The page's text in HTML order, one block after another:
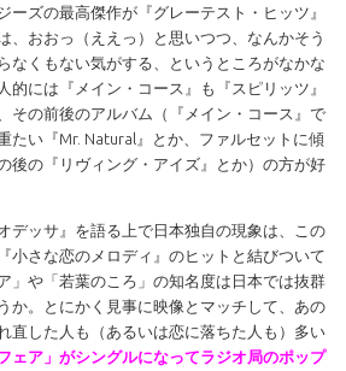
ーズの最高傑作が『グレーテスト・ヒッツ』
、おおっ（ええっ）と思いつつ、なんかそう
なくもない気がする、というところがなかな
的には『メイン・コース』も『スピリッツ』
その前後のアルバム（『メイン・コース』で
たい『Mr. Natural』とか、ファルセットに傾
後の『リヴィング・アイズ』とか）の方が好
デッサ』を語る上で日本独自の現象は、この
小さな恋のメロディ』のヒットと結びついて
」や「若葉のころ」の知名度は日本では抜群
か。とにかく見事に映像とマッチして、あの
直した人も（あるいは恋に落ちた人も）多い
ェア」がシングルになってラジオ局のポップ